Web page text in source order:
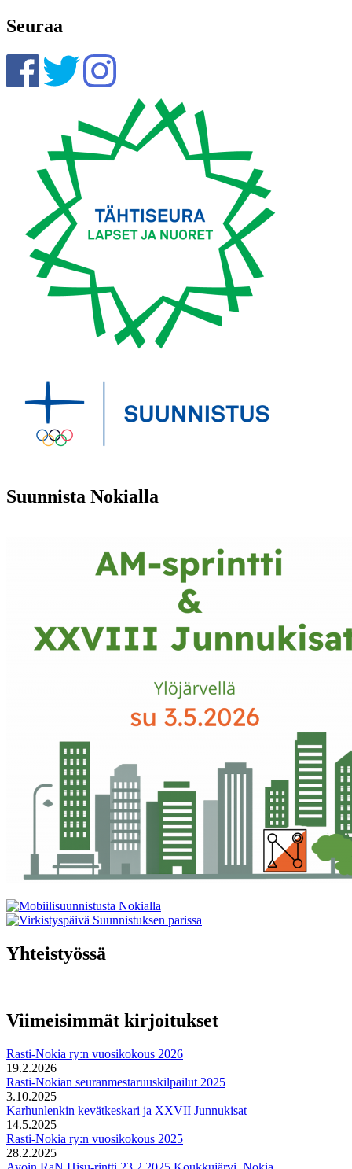
Seuraa
Suunnista Nokialla
Yhteistyössä
Viimeisimmät kirjoitukset
Rasti-Nokia ry:n vuosikokous 2026
19.2.2026
Rasti-Nokian seuranmestaruuskilpailut 2025
3.10.2025
Karhunlenkin kevätkeskari ja XXVII Junnukisat
14.5.2025
Rasti-Nokia ry:n vuosikokous 2025
28.2.2025